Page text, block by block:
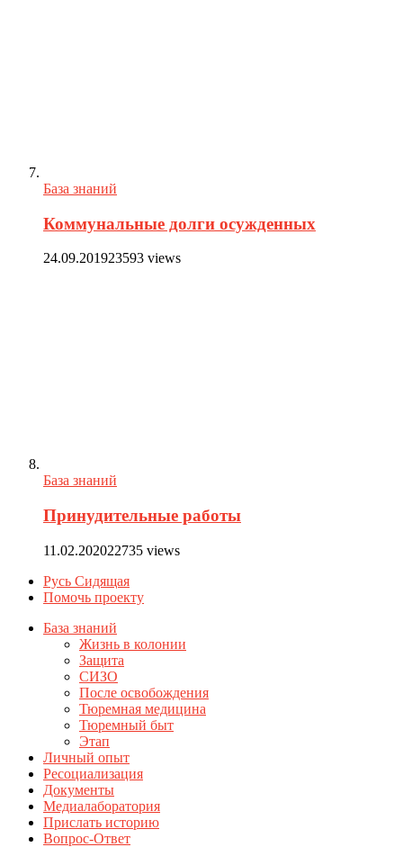
База знаний
Коммунальные долги осужденных
24.09.201923593 views
База знаний
Принудительные работы
11.02.202022735 views
Русь Сидящая
Помочь проекту
База знаний
Жизнь в колонии
Защита
СИЗО
После освобождения
Тюремная медицина
Тюремный быт
Этап
Личный опыт
Ресоциализация
Документы
Медиалаборатория
Прислать историю
Вопрос-Ответ